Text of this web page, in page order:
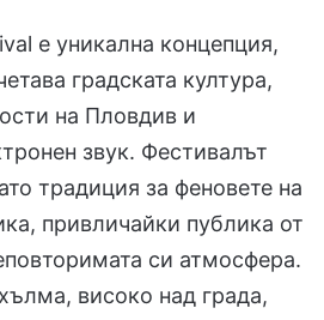
е уникална концепция,
градската култура,
на Пловдив и
звук. Фестивалът
традиция за феновете на
привличайки публика от
си атмосфера.
високо над града,